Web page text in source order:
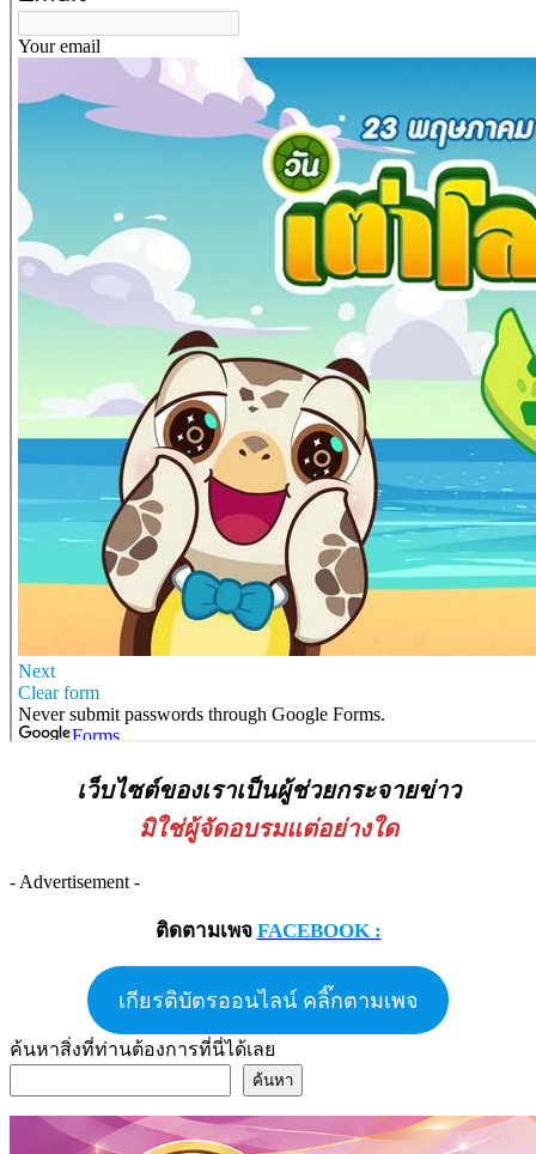
เว็บไซต์ของเราเป็นผู้ช่วยกระจายข่าว
มิใช่ผู้จัดอบรมแต่อย่างใด
- Advertisement -
ติดตามเพจ FACEBOOK :
เกียรติบัตรออนไลน์ คลิ๊กตามเพจ
ค้นหาสิ่งที่ท่านต้องการที่นี่ได้เลย
ค้นหา